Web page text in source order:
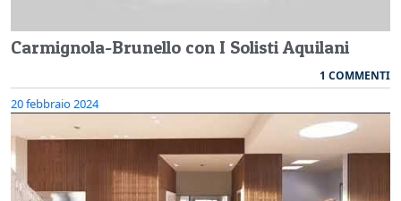
Carmignola-Brunello con I Solisti Aquilani
1 COMMENTI
20 febbraio 2024